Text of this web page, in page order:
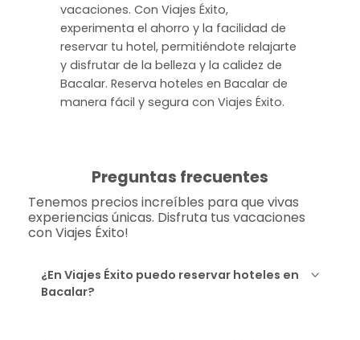
vacaciones. Con Viajes Éxito,
experimenta el ahorro y la facilidad de
reservar tu hotel, permitiéndote relajarte
y disfrutar de la belleza y la calidez de
Bacalar. Reserva hoteles en Bacalar de
manera fácil y segura con Viajes Éxito.
Preguntas frecuentes
Tenemos precios increíbles para que vivas
experiencias únicas. Disfruta tus vacaciones
con Viajes Éxito!
¿En Viajes Éxito puedo reservar hoteles en
Bacalar?